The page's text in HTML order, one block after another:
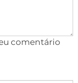
comentário